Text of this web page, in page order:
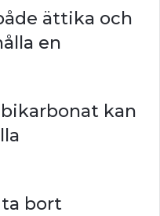
ättika och
en
kan
bort